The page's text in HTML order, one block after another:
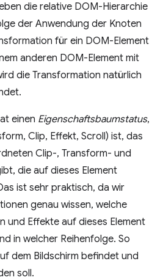
die relative DOM-Hierarchie
der Anwendung der Knoten
für ein DOM-Element
anderen DOM-Element mit
die Transformation natürlich
einen Eigenschaftsbaumstatus,
Clip, Effekt, Scroll) ist, das
Clip-, Transform- und
die auf dieses Element
ist sehr praktisch, da wir
genau wissen, welche
und Effekte auf dieses Element
in welcher Reihenfolge. So
dem Bildschirm befindet und
soll.